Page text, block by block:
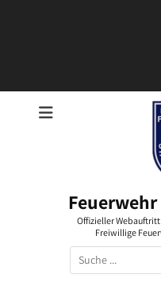
Offizieller Webauftritt
Freiwillige
Suchen
nach: